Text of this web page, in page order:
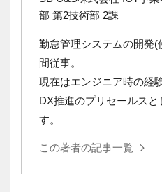
部 第2技術部 2課
勤怠管理システムの開発
間従事。
現在はエンジニア時の経
DX推進のプリセールス
す。
この著者の記事一覧